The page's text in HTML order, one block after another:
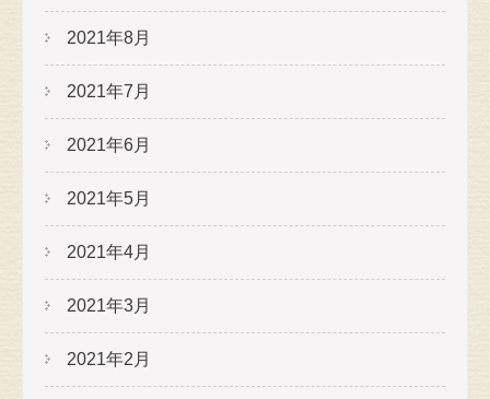
2021年8月
2021年7月
2021年6月
2021年5月
2021年4月
2021年3月
2021年2月